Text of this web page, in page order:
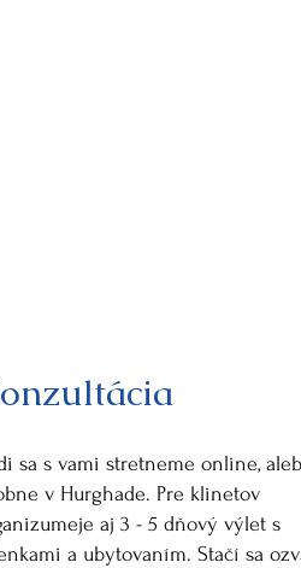
sa s vami stretneme online,
v Hurghade. Pre klinetov
aj 3 - 5 dňový výlet s
a ubytovaním. Stačí sa